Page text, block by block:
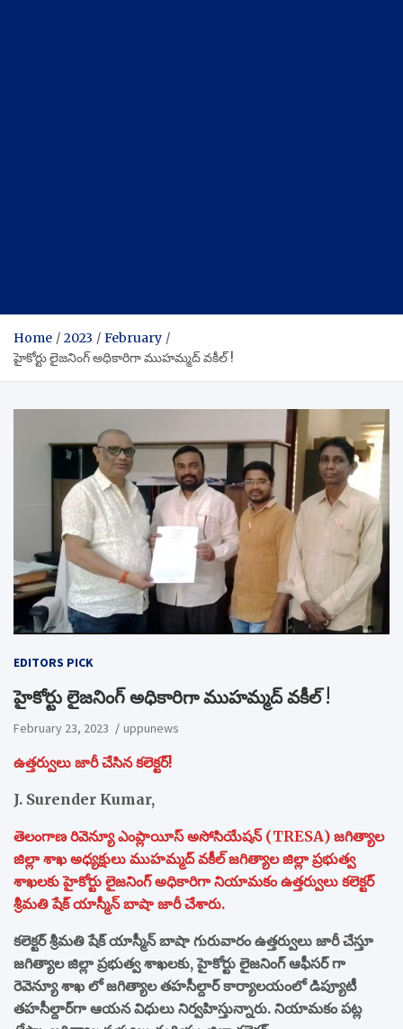
Home 2023
February
హైకోర్టు లైజనింగ్ అధికారిగా ముహమ్మద్ వకీల్ !
EDITORS PICK
హైకోర్టు లైజనింగ్ అధికారిగా ముహమ్మద్ వకీల్ !
February 23, 2023 uppunews
ఉత్తర్వులు జారీ చేసిన కలెక్టర్!
J. Surender Kumar,
తెలంగాణ రివెన్యూ ఎంప్లాయీస్ అసోసియేషన్ (TRESA) జగిత్యాల
జిల్లా శాఖ అధ్యక్షులు ముహమ్మద్ వకీల్ జగిత్యాల జిల్లా ప్రభుత్వ
శాఖలకు హైకోర్టు లైజనింగ్ అధికారిగా నియామకం ఉత్తర్వులు కలెక్టర్
శ్రీమతి షేక్ యాస్మీన్ బాషా జారీ చేశారు.
కలెక్టర్ శ్రీమతి షేక్ యాస్మీన్ బాషా గురువారం ఉత్తర్వులు జారీ చేస్తూ
జగిత్యాల జిల్లా ప్రభుత్వ శాఖలకు, హైకోర్టు లైజనింగ్ ఆఫీసర్ గా
రెవెన్యూ శాఖ లో జగిత్యాల తహసీల్దార్ కార్యాలయంలో డిప్యూటీ
తహసీల్దార్‌గా ఆయన విధులు నిర్వహిస్తున్నారు. నియామకం పట్ల